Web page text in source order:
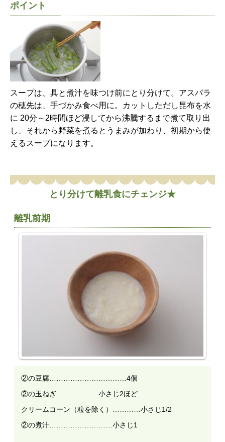
ポイント
スープは、具と煮汁を味つけ前にとり分けて。アスパラ
の穂先は、手づかみ食べ用に。カットしただし昆布を水
に 20分～2時間ほど浸してから沸騰するまで煮て取り出
し、それから野菜を煮るとうまみが加わり、初期から使
えるスープになります。
とり分けて離乳食にチェンジ★
離乳前期
②の豆腐……………………………4個
②の玉ねぎ………………小さじ2ほど
クリームコーン（粒を除く）…………小さじ1/2
②の煮汁………………………小さじ1